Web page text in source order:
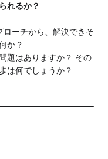
れるか？
ローチから、解決できそ
か？
題はありますか？ その
は何でしょうか？